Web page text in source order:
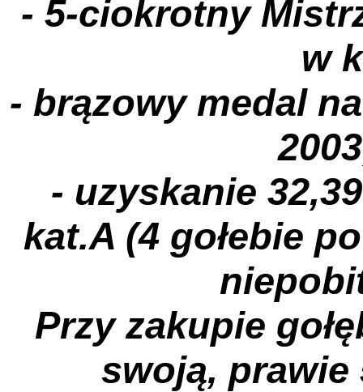
- 5-ciokrotny
w
- brązowy medal
- uzyskanie
kat.A (4 gołebie
Przy zakupie
swoją, prawie